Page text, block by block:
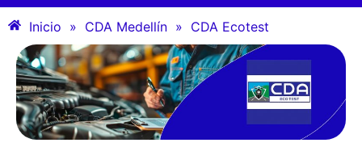
Inicio » CDA Medellín » CDA Ecotest